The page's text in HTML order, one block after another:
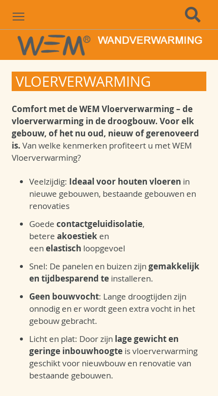
VLOERVERWARMING
Comfort met de WEM Vloerverwarming – de
vloerverwarming in de droogbouw. Voor elk
gebouw, of het nu oud, nieuw of gerenoveerd
is. Van welke kenmerken profiteert u met WEM
Vloerverwarming?
Veelzijdig: Ideaal voor houten vloeren in
nieuwe gebouwen, bestaande gebouwen en
renovaties
Goede contactgeluidisolatie,
betere akoestiek en
een elastisch loopgevoel
Snel: De panelen en buizen zijn gemakkelijk
en tijdbesparend te installeren.
Geen bouwvocht: Lange droogtijden zijn
onnodig en er wordt geen extra vocht in het
gebouw gebracht.
Licht en plat: Door zijn lage gewicht en
geringe inbouwhoogte is vloerverwarming
geschikt voor nieuwbouw en renovatie van
bestaande gebouwen.